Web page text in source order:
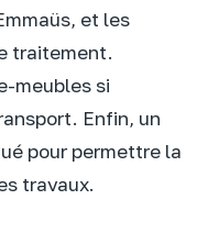
et les
traitement.
meubles si
Enfin, un
pour permettre la
travaux.